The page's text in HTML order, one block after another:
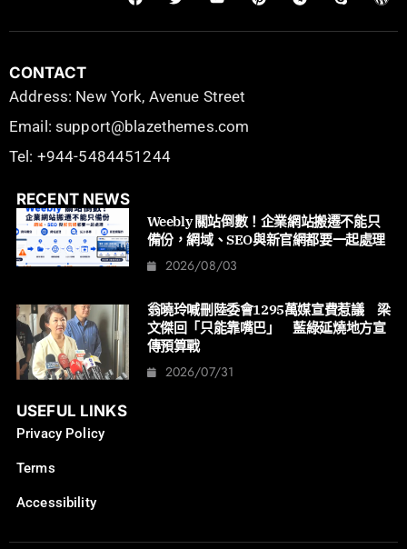
CONTACT
Address: New York, Avenue Street
Email: support@blazethemes.com
Tel: +944-5484451244
RECENT NEWS
Weebly 關站倒數！企業網站搬遷不能只
備份，網域、SEO與新官網都要一起處理
2026/08/03
翁曉玲喊刪陸委會1295萬媒宣費惹議 梁
文傑回「只能靠嘴巴」 藍綠延燒地方宣
傳預算戰
2026/07/31
USEFUL LINKS
Privacy Policy
Terms
Accessibility